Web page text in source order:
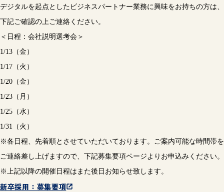
デジタルを起点としたビジネスパートナー業務に興味をお持ちの方は、
下記ご確認の上ご連絡ください。
＜日程：会社説明選考会＞
1/13（金）
1/17（火）
1/20（金）
1/23（月）
1/25（水）
1/31（火）
※各日程、先着順とさせていただいております。ご案内可能な時間帯を
ご連絡差し上げますので、下記募集要項ページよりお申込みください。
※上記以降の開催日程はまた後日お知らせ致します。
新卒採用：募集要項